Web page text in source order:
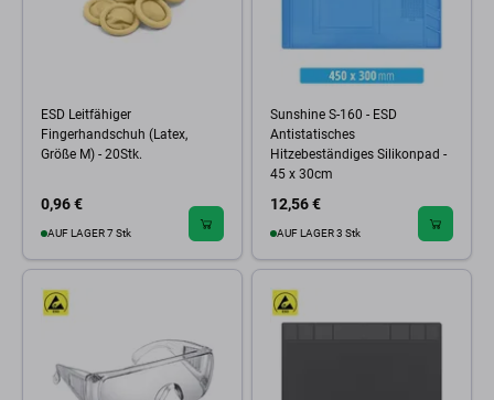
ESD Leitfähiger
Fingerhandschuh (Latex,
Größe M) - 20Stk.
0,96 €
AUF LAGER 7 Stk
Sunshine S-160 - ESD
Antistatisches
Hitzebeständiges Silikonpad -
45 x 30cm
12,56 €
AUF LAGER 3 Stk